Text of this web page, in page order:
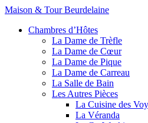
Maison & Tour Beurdelaine
Chambres d’Hôtes
La Dame de Trèfle
La Dame de Cœur
La Dame de Pique
La Dame de Carreau
La Salle de Bain
Les Autres Pièces
La Cuisine des
La Véranda